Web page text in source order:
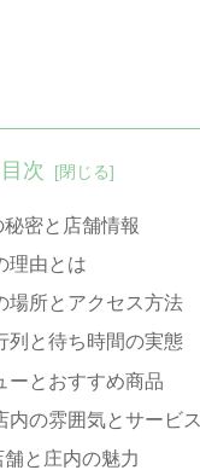
目次
密と店舗情報
理由とは
場所とアクセス方法
列と待ち時間の実態
ーとおすすめ商品
内の雰囲気とサービス
と庄内の魅力